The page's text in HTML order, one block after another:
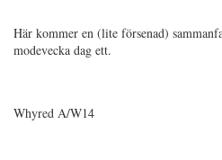
Här kommer en (lite försenad)
modevecka dag ett.
Whyred A/W14